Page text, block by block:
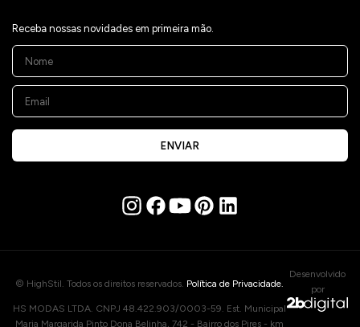
Receba nossas novidades em primeira mão.
ENVIAR
© HighStil. Todos os direitos reservados. Política de Privacidade.
HS MODAS LTDA. CNPJ 48.422.903/0003-59. Est. Municipal
Maria Margarida Pinto Dona Belinha, 742 - Bairro dos Pires - km
Desenvolvido
por